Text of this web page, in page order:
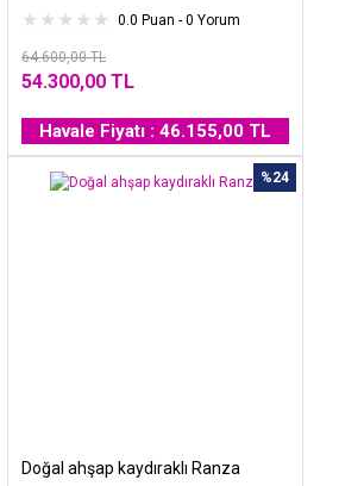
0.0 Puan - 0 Yorum
64.600,00 TL
54.300,00 TL
Havale Fiyatı : 46.155,00 TL
%24
Doğal ahşap kaydıraklı Ranza